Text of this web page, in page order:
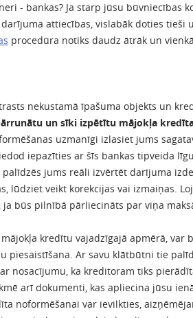
- bankas? Ja starp jūsu būvniecības
attiecības, vislabāk doties tieši
procedūra notiks daudz ātrāk un
nekustamā īpašuma objekts un
un sīki izpētītu mājokļa
uzmanīgi izlasiet jums
iepazīties ar šīs bankas tipveida
jums reāli izvērtēt darījuma
lūdziet veikt korekcijas vai izmaiņas.
ja būs pilnībā pārliecināts par viņa
kredītu vajadzīgajā apmērā, var
piesaistīšana. Ar savu klātbūtni tie
nosacījumu, ka kreditoram tiks
arī dokumenti, kas apliecina jūsu
noformēšanai var ievilkties,